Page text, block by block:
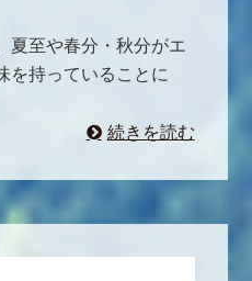
夏至や春分・秋分がエ
を持っていることに
続きを読む